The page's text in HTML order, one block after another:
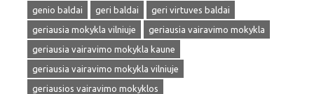
genio baldai
geri baldai
geri virtuves baldai
geriausia mokykla vilniuje
geriausia vairavimo mokykla
geriausia vairavimo mokykla kaune
geriausia vairavimo mokykla vilniuje
geriausios vairavimo mokyklos